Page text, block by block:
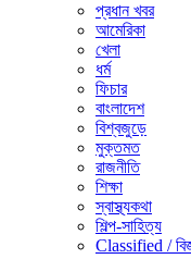
প্রধান খবর
আমেরিকা
খেলা
ধর্ম
ফিচার
বাংলাদেশ
বিশ্বজুড়ে
মুক্তমত
রাজনীতি
শিক্ষা
স্বাস্থ্যকথা
শিল্প-সাহিত্য
Classified /